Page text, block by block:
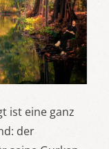
ist eine ganz
der